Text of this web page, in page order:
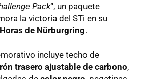
Pack“, un paquete
la victoria del STi en su
de Nürburgring.
incluye techo de
trasero ajustable de carbono,